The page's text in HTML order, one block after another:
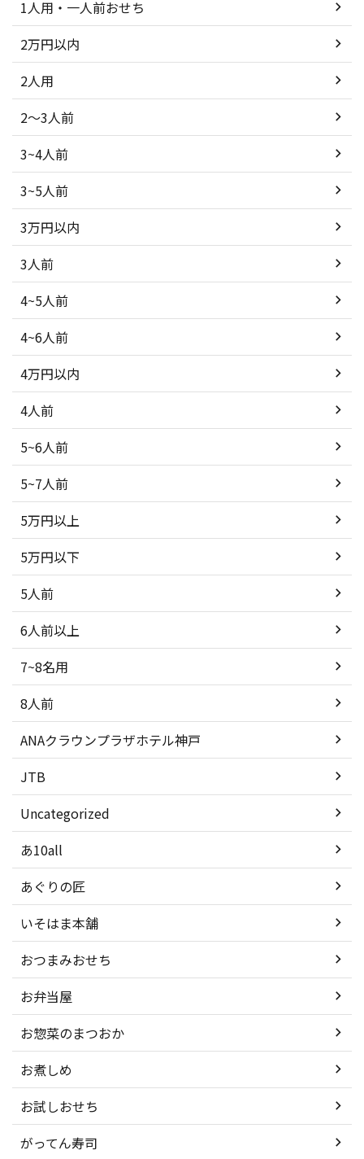
1人用・一人前おせち
2万円以内
2人用
2～3人前
3~4人前
3~5人前
3万円以内
3人前
4~5人前
4~6人前
4万円以内
4人前
5~6人前
5~7人前
5万円以上
5万円以下
5人前
6人前以上
7~8名用
8人前
ANAクラウンプラザホテル神戸
JTB
Uncategorized
あ10all
あぐりの匠
いそはま本舗
おつまみおせち
お弁当屋
お惣菜のまつおか
お煮しめ
お試しおせち
がってん寿司